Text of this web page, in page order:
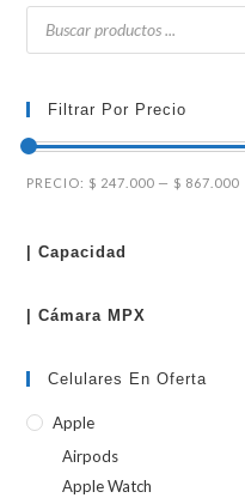
Búsqueda
productos
Filtrar Por Precio
Precio
Precio
PRECIO: $ 247.000 — $ 867.000
| Capacidad
| Cámara MPX
Celulares En Oferta
Apple
Airpods
Apple Watch